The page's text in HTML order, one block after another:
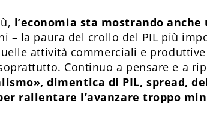
l’economia sta mostrando anche
– la paura del crollo del PIL più
attività commerciali e produttive
Continuo a pensare e a
dimentica di PIL, spread,
rallentare l’avanzare troppo